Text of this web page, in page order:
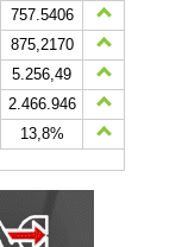
757.5406
875,2170
5.256,49
2.466.946
13,8%